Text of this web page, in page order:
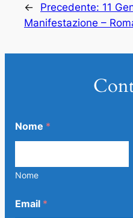
← Precedente: 11
Manifestazione –
Nome *
Nome
O
Email *